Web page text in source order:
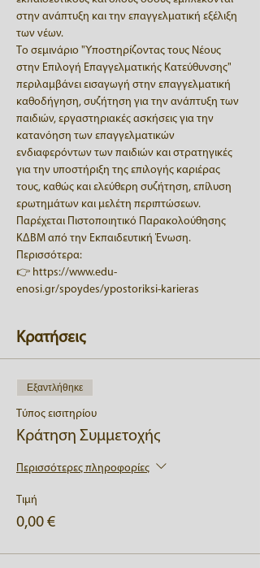
στην ανάπτυξη και την επαγγελματική εξέλιξη
των νέων.
Το σεμινάριο "Υποστηρίζοντας τους Νέους
στην Επιλογή Επαγγελματικής Κατεύθυνσης"
περιλαμβάνει εισαγωγή στην επαγγελματική
καθοδήγηση, συζήτηση για την ανάπτυξη των
παιδιών, εργαστηριακές ασκήσεις για την
κατανόηση των επαγγελματικών
ενδιαφερόντων των παιδιών και στρατηγικές
για την υποστήριξη της επιλογής καριέρας
τους, καθώς και ελεύθερη συζήτηση, επίλυση
ερωτημάτων και μελέτη περιπτώσεων.
Παρέχεται Πιστοποιητικό Παρακολούθησης
ΚΔΒΜ από την Εκπαιδευτική Ένωση.
Περισσότερα:
👉 https://www.edu-
enosi.gr/spoydes/ypostoriksi-karieras
Κρατήσεις
Εξαντλήθηκε
Τύπος εισιτηρίου
Κράτηση Συμμετοχής
Περισσότερες πληροφορίες
Τιμή
0,00 €